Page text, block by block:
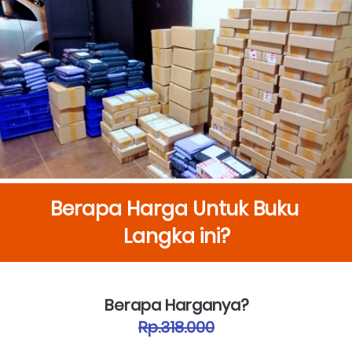
Berapa Harga Untuk Buku
Langka ini?
Berapa Harganya?
Rp.318.000